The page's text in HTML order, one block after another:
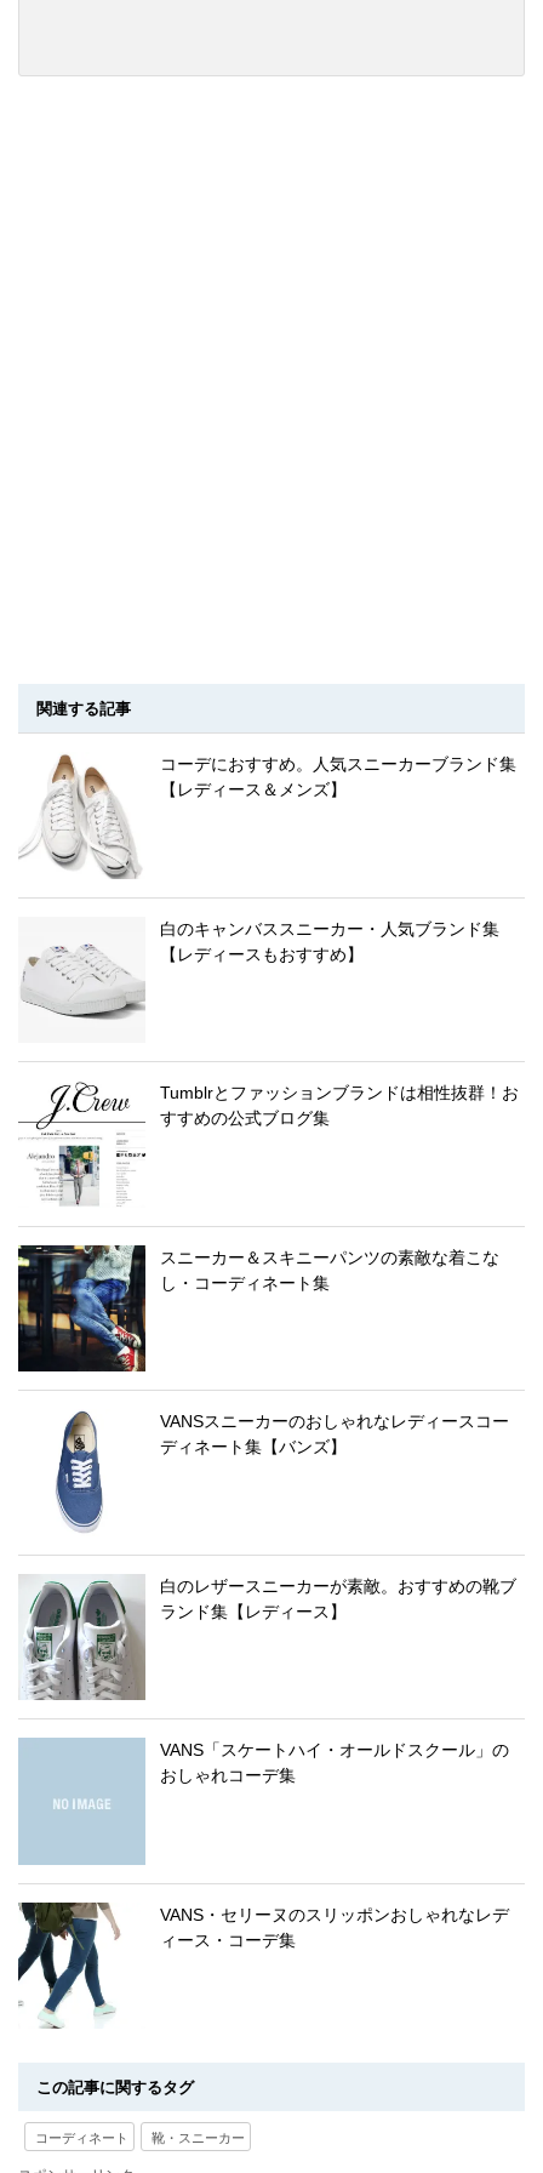
関連する記事
コーデにおすすめ。人気スニーカーブランド集
【レディース＆メンズ】
白のキャンバススニーカー・人気ブランド集
【レディースもおすすめ】
Tumblrとファッションブランドは相性抜群！お
すすめの公式ブログ集
スニーカー＆スキニーパンツの素敵な着こな
し・コーディネート集
VANSスニーカーのおしゃれなレディースコー
ディネート集【バンズ】
白のレザースニーカーが素敵。おすすめの靴ブ
ランド集【レディース】
VANS「スケートハイ・オールドスクール」の
おしゃれコーデ集
VANS・セリーヌのスリッポンおしゃれなレデ
ィース・コーデ集
この記事に関するタグ
コーディネート 靴・スニーカー